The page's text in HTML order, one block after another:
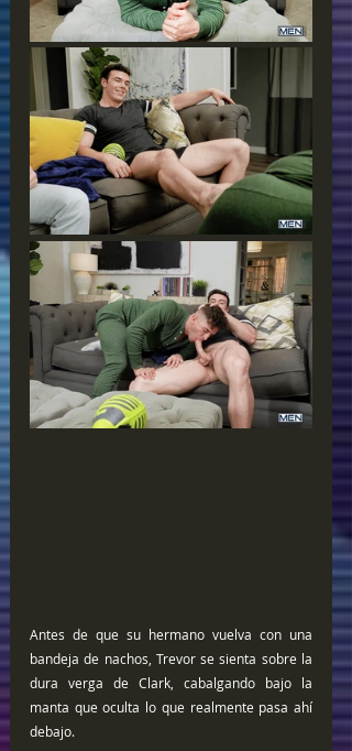
Antes de que su hermano vuelva con una
bandeja de nachos, Trevor se sienta sobre la
dura verga de Clark, cabalgando bajo la
manta que oculta lo que realmente pasa ahí
debajo.